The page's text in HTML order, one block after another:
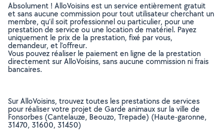
Absolument ! AlloVoisins est un service entièrement gratuit
et sans aucune commission pour tout utilisateur cherchant un
membre, qu’il soit professionnel ou particulier, pour une
prestation de service ou une location de matériel. Payez
uniquement le prix de la prestation, fixé par vous,
demandeur, et l’offreur.
Vous pouvez réaliser le paiement en ligne de la prestation
directement sur AlloVoisins, sans aucune commission ni frais
bancaires.
Sur AlloVoisins, trouvez toutes les prestations de services
pour réaliser votre projet de Garde animaux sur la ville de
Fonsorbes (Cantelauze, Beouzo, Trepade) (Haute-garonne,
31470, 31600, 31450)